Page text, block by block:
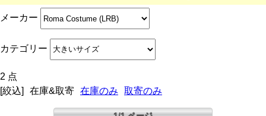
メーカー
カテゴリー
2 点
[絞込]
在庫&取寄 在庫のみ 取寄のみ